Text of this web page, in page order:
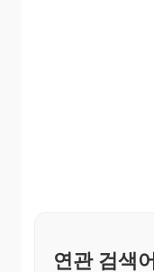
연관 검색어